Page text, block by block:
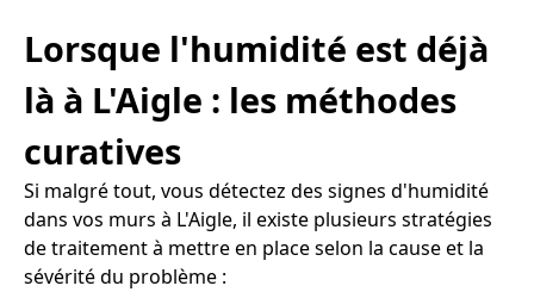
Lorsque l'humidité est déjà
là à L'Aigle : les méthodes
curatives
Si malgré tout, vous détectez des signes d'humidité
dans vos murs à L'Aigle, il existe plusieurs stratégies
de traitement à mettre en place selon la cause et la
sévérité du problème :